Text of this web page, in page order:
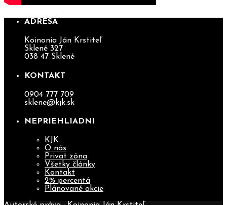
ADRESA
Koinonia Ján Krstiteľ
Sklené 327
038 47 Sklené
KONTAKT
0904 777 709
sklene@kjk.sk
NEPRIEHLIADNI
KJK
O nás
Privat zóna
Všetky články
Kontakt
2% percentá
Plánované akcie